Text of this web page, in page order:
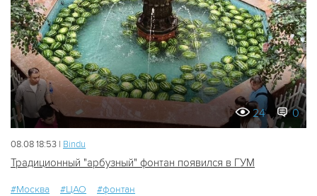
24 0
08.08 18:53 | Bindu
Традиционный "арбузный" фонтан появился в ГУМ
#Москва #ЦАО #фонтан